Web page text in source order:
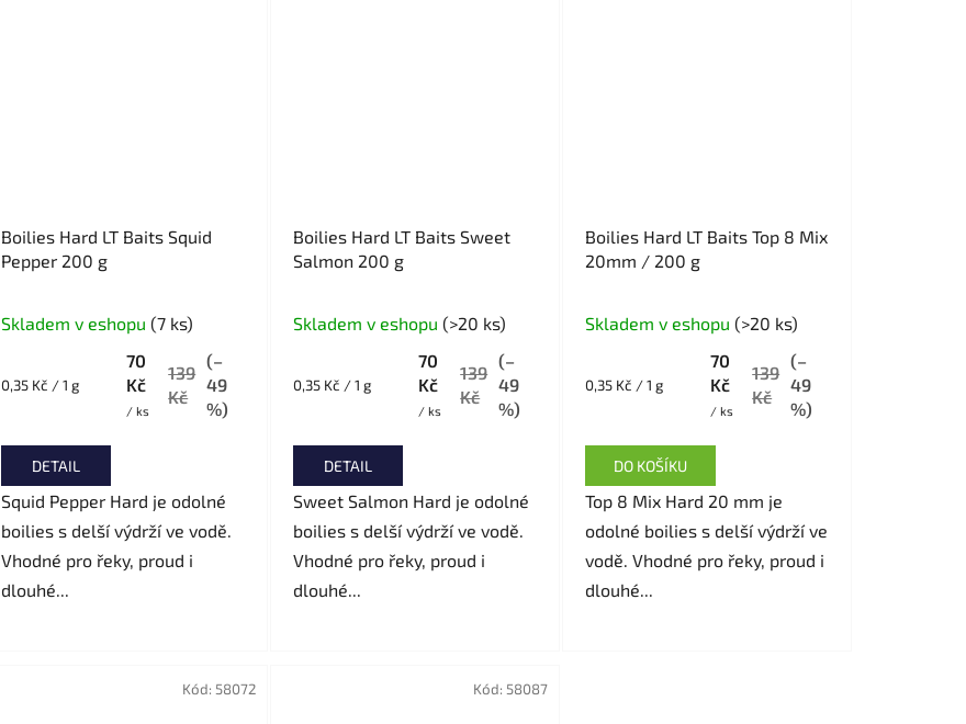
Boilies Hard LT Baits Squid
Pepper 200 g
Skladem v eshopu (7 ks)
70
Kč
/ ks
139
Kč
(–
49
%)
Měrná
0,35 Kč / 1 g
DETAIL
Squid Pepper Hard je odolné
boilies s delší výdrží ve vodě.
Vhodné pro řeky, proud i
dlouhé...
Boilies Hard LT Baits Sweet
Salmon 200 g
Skladem v eshopu (>20 ks)
70
Kč
/ ks
139
Kč
(–
49
%)
Měrná
0,35 Kč / 1 g
DETAIL
Sweet Salmon Hard je odolné
boilies s delší výdrží ve vodě.
Vhodné pro řeky, proud i
dlouhé...
Boilies Hard LT Baits Top 8 Mix
20mm / 200 g
Skladem v eshopu (>20 ks)
70
Kč
/ ks
139
Kč
(–
49
%)
Měrná
0,35 Kč / 1 g
DO KOŠÍKU
Top 8 Mix Hard 20 mm je
odolné boilies s delší výdrží ve
vodě. Vhodné pro řeky, proud i
dlouhé...
Kód: 58072 Kód: 58087